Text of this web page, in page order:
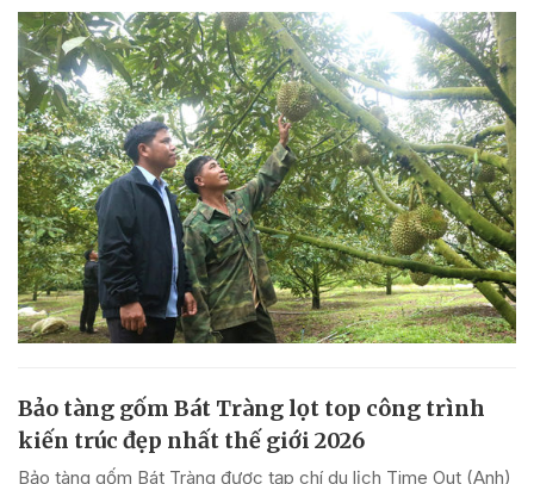
Bảo tàng gốm Bát Tràng lọt top công trình
kiến trúc đẹp nhất thế giới 2026
Bảo tàng gốm Bát Tràng được tạp chí du lịch Time Out (Anh)